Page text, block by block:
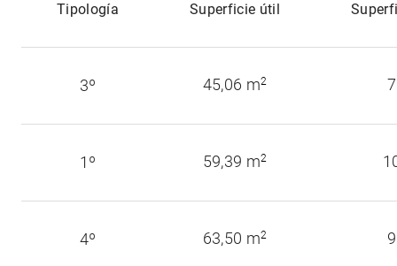
Tipología Superficie útil
3º 45,06 m2
1º 59,39 m2
4º 63,50 m2